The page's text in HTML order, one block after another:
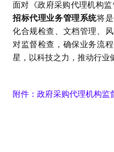
面对《政府采购代理机构监
招标代理业务管理系统将
化合规检查、文档管理、
对监督检查，确保业务流
星，以科技之力，推动行业
附件：政府采购代理机构监